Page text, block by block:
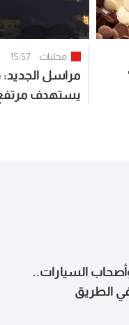
محليات 15:57
مراسل
يستهدف
السيارات..
الطريق